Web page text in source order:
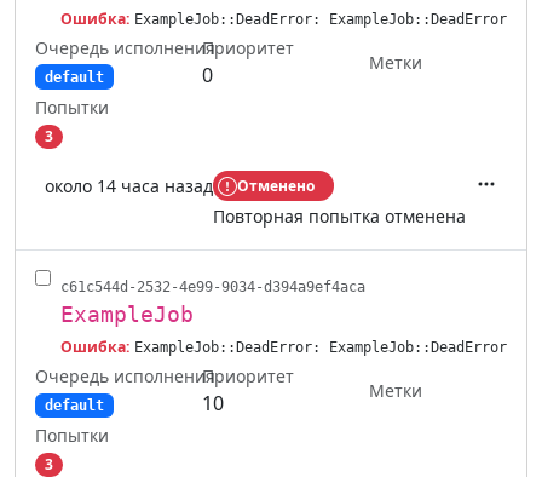
Ошибка: ExampleJob::DeadError: ExampleJob::DeadError
Очередь исполнения
default
Приоритет
0
Метки
Попытки
3
около 14 часа назад Отменено
Повторная попытка отменена
c61c544d-2532-4e99-9034-d394a9ef4aca
ExampleJob
Ошибка: ExampleJob::DeadError: ExampleJob::DeadError
Очередь исполнения
default
Приоритет
10
Метки
Попытки
3